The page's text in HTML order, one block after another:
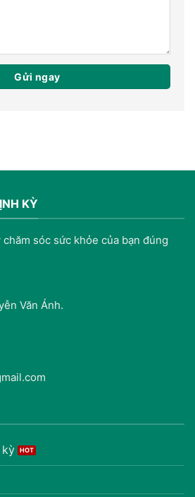
KỲ
sóc sức khỏe của bạn đúng
Văn Ánh.
kỳ